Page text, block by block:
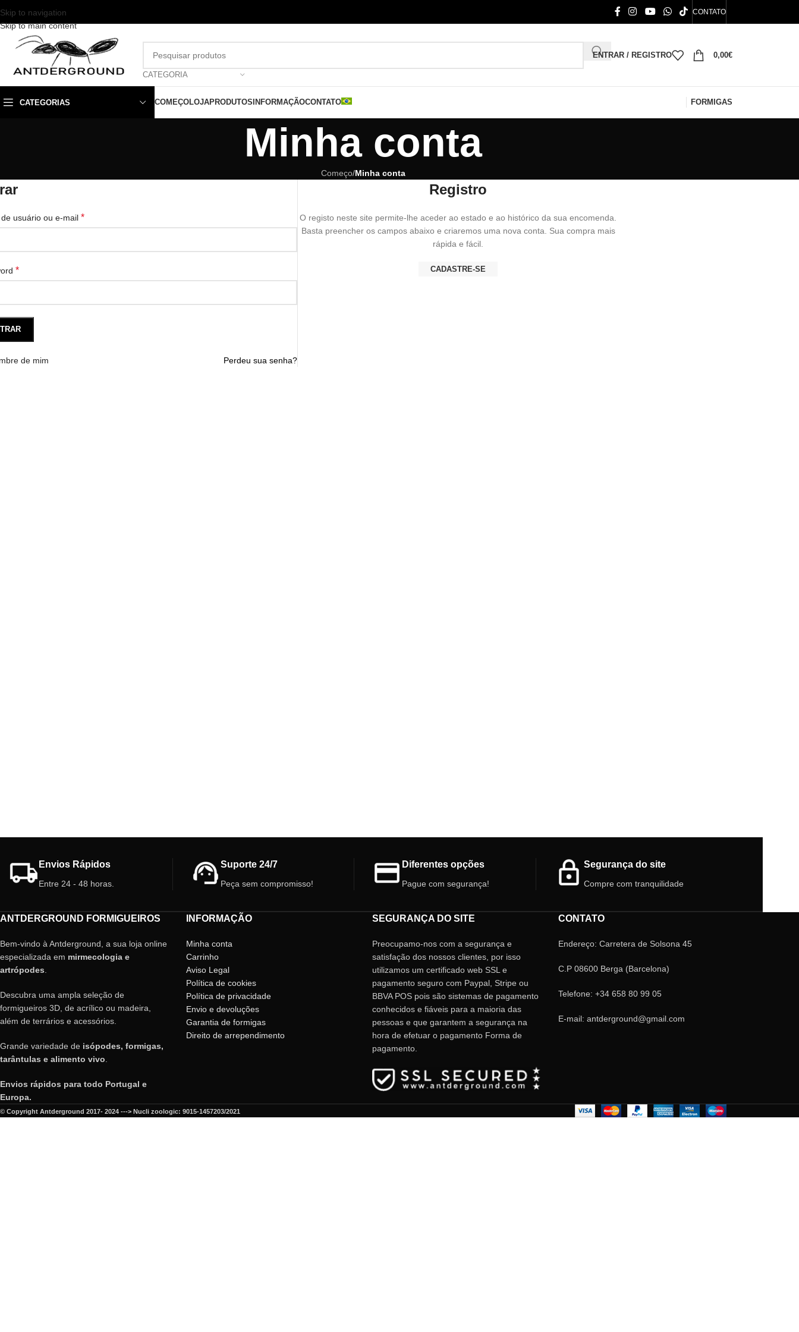
Skip to navigation
Skip to main content
CONTATO
CATEGORIA
ENTRAR / REGISTRO 0,00€
CATEGORIAS COMEÇOLOJAPRODUTOS INFORMAÇÃOCONTATO FORMIGAS
Minha conta
Começo/Minha conta
usuário ou e-mail *
*
Perdeu sua senha?
de mim
Registro
O registo neste site permite-lhe aceder ao estado e ao histórico da sua encomenda.
Basta preencher os campos abaixo e criaremos uma nova conta. Sua compra mais
rápida e fácil.
CADASTRE-SE
Envios Rápidos
Entre 24 - 48 horas.
Suporte 24/7
Peça sem compromisso!
Diferentes opções
Pague com segurança!
Segurança do site
Compre com tranquilidade
ANTDERGROUND FORMIGUEIROS
Bem-vindo à Antderground, a sua loja online
especializada em mirmecologia e
artrópodes
Descubra uma ampla seleção de
formigueiros 3D, de acrílico ou madeira,
além de terrários e acessórios.
Grande variedade de isópodes, formigas,
tarântulas e alimento vivo
Envios rápidos para todo Portugal e
Europa.
INFORMAÇÃO
Minha conta
Carrinho
Aviso Legal
Política de cookies
Política de privacidade
Envio e devoluções
Garantia de formigas
Direito de arrependimento
SEGURANÇA DO SITE
Preocupamo-nos com a segurança e
satisfação dos nossos clientes, por isso
utilizamos um certificado web SSL e
pagamento seguro com Paypal, Stripe ou
BBVA POS pois são sistemas de pagamento
conhecidos e fiáveis ​​para a maioria das
pessoas e que garantem a segurança na
hora de efetuar o pagamento Forma de
pagamento.
CONTATO
Endereço: Carretera de Solsona 45
C.P 08600 Berga (Barcelona)
Telefone: +34 658 80 99 05
E-mail: antderground@gmail.com
© Copyright Antderground 2017- 2024 ---> Nucli zoologic: 9015-1457203/2021